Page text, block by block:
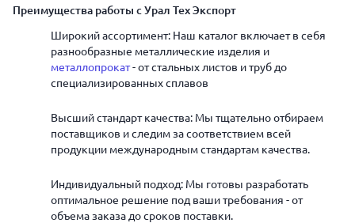
Преимущества работы с Урал Тех Экспорт
Широкий ассортимент: Наш каталог включает в себя
разнообразные металлические изделия и
металлопрокат- от стальных листов и труб до
специализированных сплавов
Высший стандарт качества: Мы тщательно отбираем
поставщиков и следим за соответствием всей
продукции международным стандартам качества.
Индивидуальный подход: Мы готовы разработать
оптимальное решение под ваши требования - от
объема заказа до сроков поставки.